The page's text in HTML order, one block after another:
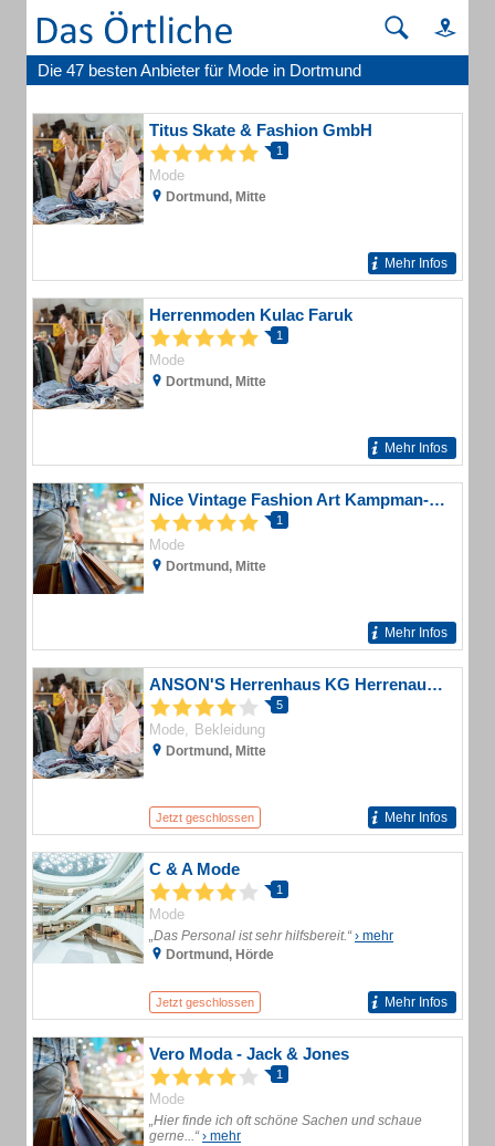
Die 47 besten Anbieter für Mode in Dortmund
Titus Skate & Fashion GmbH
1
Mode
Dortmund, Mitte
Mehr Infos
Herrenmoden Kulac Faruk
1
Mode
Dortmund, Mitte
Mehr Infos
Nice Vintage Fashion Art Kampman-Kernspecht
1
Mode
Dortmund, Mitte
Mehr Infos
ANSON'S Herrenhaus KG Herrenausstatter
5
Mode Bekleidung
Dortmund, Mitte
Jetzt geschlossen Mehr Infos
C & A Mode
1
Mode
„Das Personal ist sehr hilfsbereit.“› mehr
Dortmund, Hörde
Jetzt geschlossen Mehr Infos
Vero Moda - Jack & Jones
1
Mode
„Hier finde ich oft schöne Sachen und schaue
gerne...“› mehr